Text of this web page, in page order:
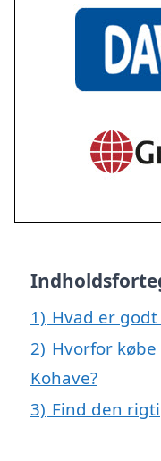
1) Hvad er
2) Hvorfor
Kohave?
3) Find den